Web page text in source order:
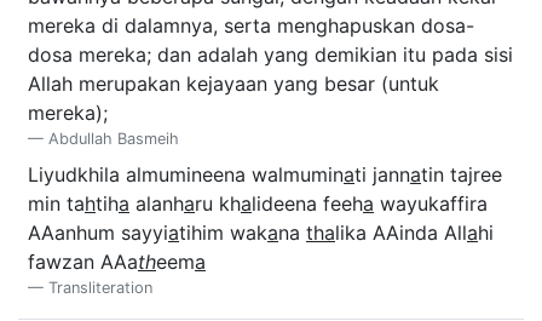
mereka di dalamnya, serta menghapuskan dosa-
dosa mereka; dan adalah yang demikian itu pada sisi
Allah merupakan kejayaan yang besar (untuk
mereka);
Abdullah Basmeih
Liyudkhila almumineena walmuminati jannatin tajree
min tahtiha alanharu khalideena feeha wayukaffira
AAanhum sayyiatihim wakana thalika AAinda Allahi
fawzan AAatheema
Transliteration